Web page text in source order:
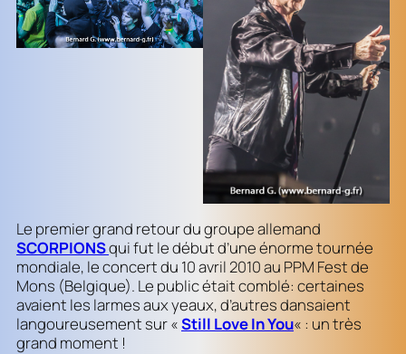
Le premier grand retour du groupe allemand
SCORPIONSqui fut le début d’une énorme tournée
mondiale, le concert du 10 avril 2010 au PPM Fest de
Mons (Belgique). Le public était comblé: certaines
avaient les larmes aux yeaux, d’autres dansaient
langoureusement sur «Still Love In You« : un très
grand moment !